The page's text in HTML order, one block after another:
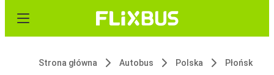
Strona główna Autobus Polska Płońsk